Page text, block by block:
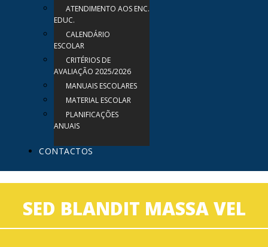
ATENDIMENTO AOS ENC.
EDUC.
CALENDÁRIO
ESCOLAR
CRITÉRIOS DE
AVALIAÇÃO 2025/2026
MANUAIS ESCOLARES
MATERIAL ESCOLAR
PLANIFICAÇÕES
ANUAIS
CONTACTOS
SED BLANDIT MASSA VEL